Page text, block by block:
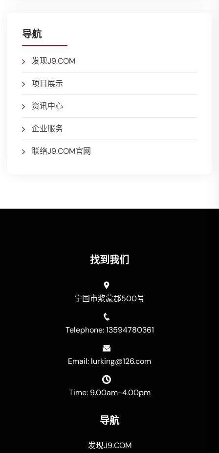
导航
发现J9.COM
项目展示
资讯中心
企业服务
联络J9.COM官网
找到我们
宁国市浆蒙郡500号
Telephone: 13594780361
Email: lurking@126.com
Time: 9.00am-4.00pm
导航
发现J9.COM